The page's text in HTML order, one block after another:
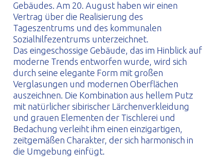
Gebäudes. Am 20. August haben wir einen
Vertrag über die Realisierung des
Tageszentrums und des kommunalen
Sozialhilfezentrums unterzeichnet.
Das eingeschossige Gebäude, das im Hinblick auf
moderne Trends entworfen wurde, wird sich
durch seine elegante Form mit großen
Verglasungen und modernen Oberflächen
auszeichnen. Die Kombination aus hellem Putz
mit natürlicher sibirischer Lärchenverkleidung
und grauen Elementen der Tischlerei und
Bedachung verleiht ihm einen einzigartigen,
zeitgemäßen Charakter, der sich harmonisch in
die Umgebung einfügt.